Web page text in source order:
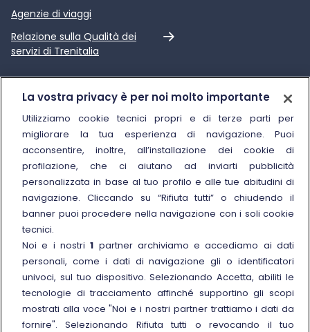
Agenzie di viaggi
Relazione sulla Qualità dei
servizi di Trenitalia
Link esterno
Chi siamo
Sostenibilità
Trenitalia for Business
Manuale di Conservazione
Link esterno
Carriere
Link esterno
La Freccia Mag
Link esterno
Noleggia un treno charter
Viaggi di gruppo
La vostra privacy è per noi molto importante
Utilizziamo cookie tecnici propri e di terze parti per
migliorare la tua esperienza di navigazione. Puoi
acconsentire, inoltre, all’installazione dei cookie di
profilazione, che ci aiutano ad inviarti pubblicità
personalizzata in base al tuo profilo e alle tue abitudini di
navigazione. Cliccando su “Rifiuta tutti” o chiudendo il
banner puoi procedere nella navigazione con i soli cookie
tecnici.
Noi e i nostri1 partner archiviamo e accediamo ai dati
personali, come i dati di navigazione gli o identificatori
univoci, sul tuo dispositivo. Selezionando Accetta, abiliti le
tecnologie di tracciamento affinché supportino gli scopi
mostrati alla voce "Noi e i nostri partner trattiamo i dati da
fornire". Selezionando Rifiuta tutti o revocando il tuo